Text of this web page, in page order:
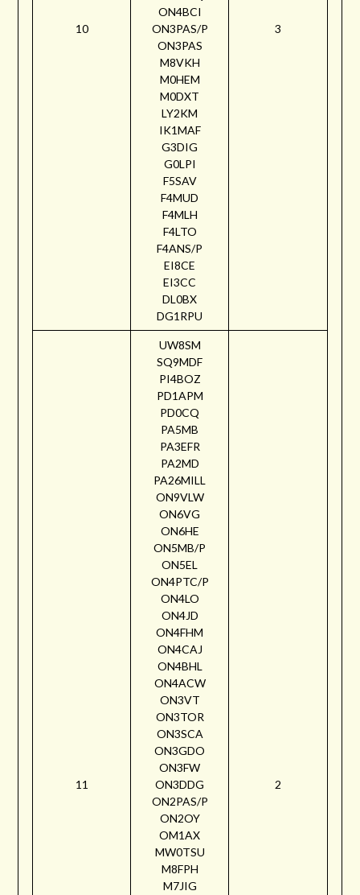
10
ON4BCI
ON3PAS/P
ON3PAS
M8VKH
M0HEM
M0DXT
LY2KM
IK1MAF
G3DIG
G0LPI
F5SAV
F4MUD
F4MLH
F4LTO
F4ANS/P
EI8CE
EI3CC
DL0BX
DG1RPU
3
11
UW8SM
SQ9MDF
PI4BOZ
PD1APM
PD0CQ
PA5MB
PA3EFR
PA2MD
PA26MILL
ON9VLW
ON6VG
ON6HE
ON5MB/P
ON5EL
ON4PTC/P
ON4LO
ON4JD
ON4FHM
ON4CAJ
ON4BHL
ON4ACW
ON3VT
ON3TOR
ON3SCA
ON3GDO
ON3FW
ON3DDG
ON2PAS/P
ON2OY
OM1AX
MW0TSU
M8FPH
M7JIG
2